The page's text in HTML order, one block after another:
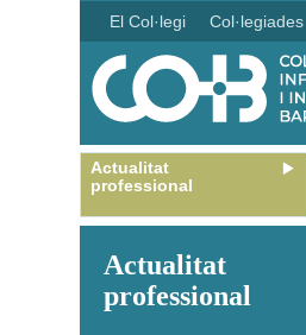
El Col·legi Col·legiades
Actualitat
professional
Actualitat
professional